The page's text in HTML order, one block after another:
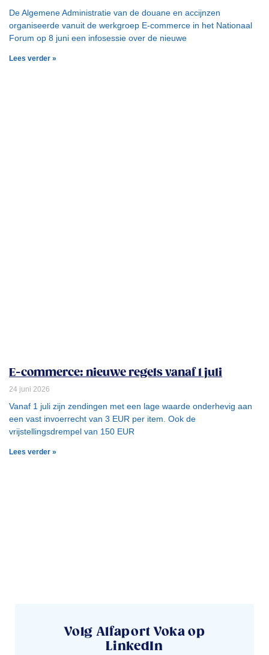
De Algemene Administratie van de douane en accijnzen
organiseerde vanuit de werkgroep E-commerce in het Nationaal
Forum op 8 juni een infosessie over de nieuwe
Lees verder »
E-commerce: nieuwe regels vanaf 1 juli
24 juni 2026
Vanaf 1 juli zijn zendingen met een lage waarde onderhevig aan
een vast invoerrecht van 3 EUR per item. Ook de
vrijstellingsdrempel van 150 EUR
Lees verder »
Volg Alfaport Voka op
LinkedIn